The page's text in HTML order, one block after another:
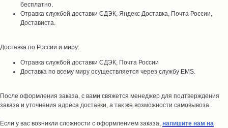
бесплатно.
Отравка службой доставки СДЭК, Яндекс Доставка, Почта России,
Достависта.
Доставка по России и миру:
Отравка службой доставки СДЭК, Почта России
Доставка по всему миру осуществляется через службу EMS.
После оформления заказа, с вами свяжется менеджер для подтверждения
заказа и уточнения адреса доставки, а так же возможности самовывоза.
Если у вас возникли сложности с оформлением заказа, напишите нам на